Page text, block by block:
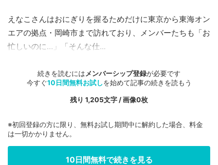
えなこさんはおにぎりを握るためだけに東京から東海オン
エアの拠点・岡崎市まで訪れており、メンバーたちも「お
忙しいのに…」「そんな仕...
続きを読むには メンバーシップ登録が必要です
今すぐ10日間無料お試しを始めて記事の続きを読もう
残り 1,205文字 / 画像0枚
※初回登録の方に限り、無料お試し期間中に解約した場合、料金
は一切かかりません。
10日間無料で続きを見る